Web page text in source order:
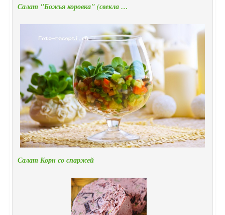
Салат "Божья коровка" (свекла …
Салат Корн со спаржей